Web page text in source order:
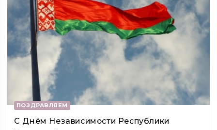
ПОЗДРАВЛЯЕМ
С Днём Независимости Республики